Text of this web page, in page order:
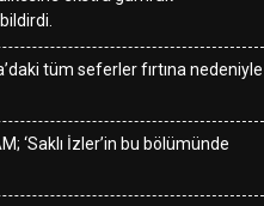
tüm seferler fırtına nedeniyle
‘Saklı İzler’in bu bölümünde